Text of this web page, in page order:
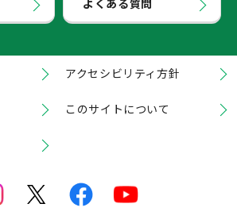
よくある質問
アクセシビリティ方針
このサイトについて